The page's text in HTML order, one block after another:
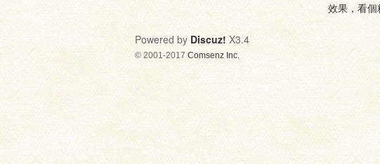
之
效果，看
Powered by Discuz! X3.4
© 2001-2017 Comsenz Inc.